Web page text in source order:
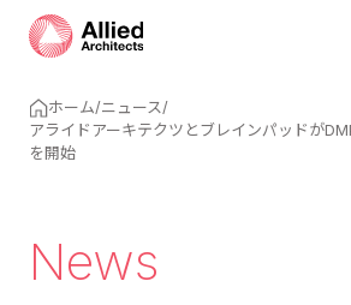
ホーム/ニュース/
アライドアーキテクツとブレインパッドが
を開始
News